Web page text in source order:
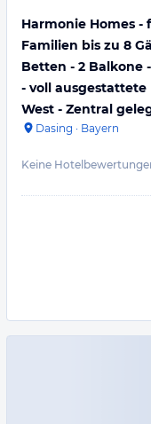
Harmonie Homes -
Familien bis zu 8
Betten - 2 Balkone
- voll ausgestattete
West - Zentral
Dasing · Bayern
Keine